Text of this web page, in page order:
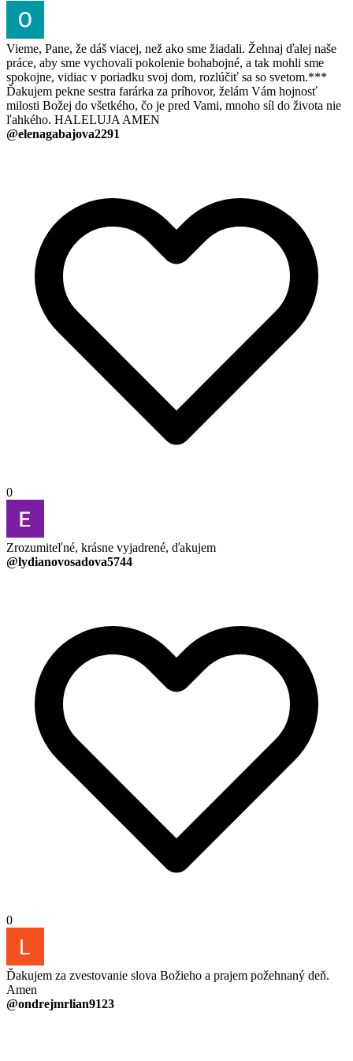
Vieme, Pane, že dáš viacej, než ako sme žiadali. Žehnaj ďalej naše
práce, aby sme vychovali pokolenie bohabojné, a tak mohli sme
spokojne, vidiac v poriadku svoj dom, rozlúčiť sa so svetom.***
Ďakujem pekne sestra farárka za príhovor, želám Vám hojnosť
milosti Božej do všetkého, čo je pred Vami, mnoho síl do života nie
ľahkého. HALELUJA AMEN
@elenagabajova2291
0
Zrozumiteľné, krásne vyjadrené, ďakujem
@lydianovosadova5744
0
Ďakujem za zvestovanie slova Božieho a prajem požehnaný deň.
Amen
@ondrejmrlian9123